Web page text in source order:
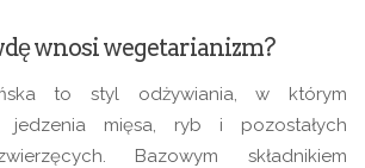
wnosi wegetarianizm?
to styl odżywiania, w którym
mięsa, ryb i pozostałych
Bazowym składnikiem